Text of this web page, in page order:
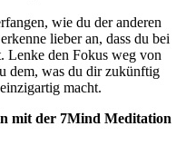
wie du der anderen
lieber an, dass du bei
Lenke den Fokus weg von
dem, was du dir zukünftig
macht.
mit der 7Mind Meditation